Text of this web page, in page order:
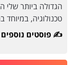
הגדולה ביותר
טכנולוגיה,
פוסטים נוספים של אפרת שלם ✍️